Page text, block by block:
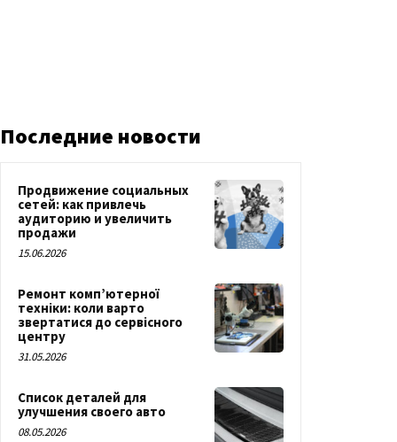
Последние новости
Продвижение социальных
сетей: как привлечь
аудиторию и увеличить
продажи
15.06.2026
Ремонт комп’ютерної
техніки: коли варто
звертатися до сервісного
центру
31.05.2026
Список деталей для
улучшения своего авто
08.05.2026